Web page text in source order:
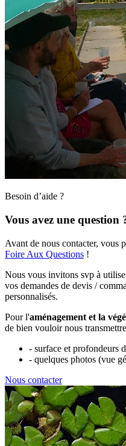
Besoin d’aide ?
Vous avez une question
Avant de nous contacter, vous
Foire Aux Questions !
Nous vous invitons svp à
vos demandes de devis /
personnalisés.
Pour l'aménagement et la
de bien vouloir nous
- surface et profondeurs
- quelques photos (vue
Nous contacter